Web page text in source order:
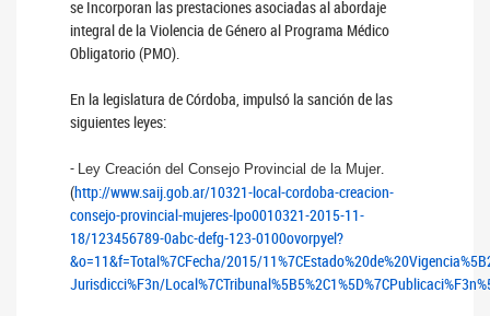
se Incorporan las prestaciones asociadas al abordaje
integral de la Violencia de Género al Programa Médico
Obligatorio (PMO).
En la legislatura de Córdoba, impulsó la sanción de las
siguientes leyes:
- Ley Creación del Consejo Provincial de la Mujer.
(http://www.saij.gob.ar/10321-local-cordoba-creacion-
consejo-provincial-mujeres-lpo0010321-2015-11-
18/123456789-0abc-defg-123-0100ovorpyel?
&o=11&f=Total%7CFecha/2015/
Jurisdicci%F3n/